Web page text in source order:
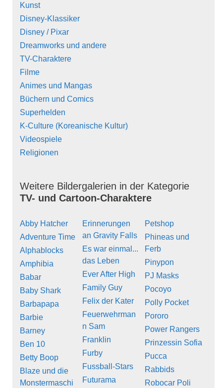
Kunst
Disney-Klassiker
Disney / Pixar
Dreamworks und andere
TV-Charaktere
Filme
Animes und Mangas
Büchern und Comics
Superhelden
K-Culture (Koreanische Kultur)
Videospiele
Religionen
Weitere Bildergalerien in der Kategorie
TV- und Cartoon-Charaktere
Abby Hatcher
Adventure Time
Alphablocks
Amphibia
Babar
Baby Shark
Barbapapa
Barbie
Barney
Ben 10
Betty Boop
Blaze und die
Monstermaschi
Erinnerungen
an Gravity Falls
Es war einmal...
das Leben
Ever After High
Family Guy
Felix der Kater
Feuerwehrman
n Sam
Franklin
Furby
Fussball-Stars
Futurama
Petshop
Phineas und
Ferb
Pinypon
PJ Masks
Pocoyo
Polly Pocket
Pororo
Power Rangers
Prinzessin Sofia
Pucca
Rabbids
Robocar Poli